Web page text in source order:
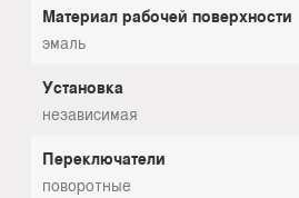
Материал рабочей поверхности
эмаль
Установка
независимая
Переключатели
поворотные